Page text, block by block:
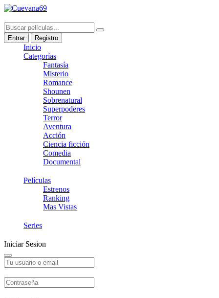
Entrar Registro
Inicio
Categorías
Fantasía
Misterio
Romance
Shounen
Sobrenatural
Superpoderes
Terror
Aventura
Acción
Ciencia ficción
Comedia
Documental
Películas
Estrenos
Ranking
Mas Vistas
Series
Iniciar Sesion